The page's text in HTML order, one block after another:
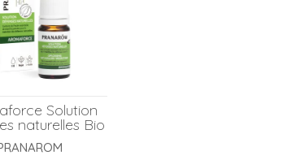
Solution
naturelles Bio